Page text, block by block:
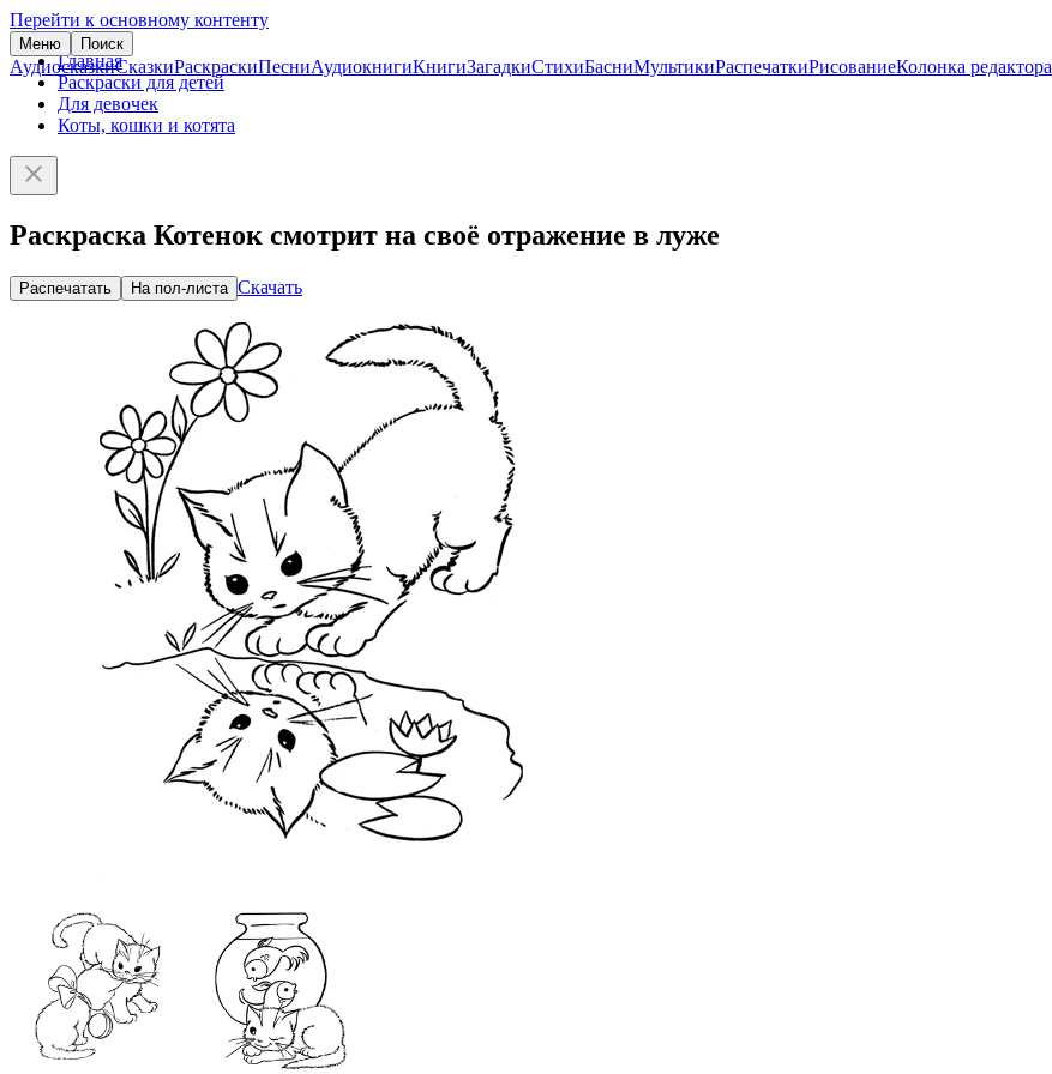
Перейти к основному контенту
Меню Поиск
АудиосказкиСказкиРаскраскиПесниАудиокнигиКнигиЗагадкиСтихиБасниМультикиРаспечаткиРисованиеКолонка редактора
Главная
Раскраски для детей
Для девочек
Коты, кошки и котята
Раскраска Котенок смотрит на своё отражение в луже
Распечатать На пол-листа Скачать